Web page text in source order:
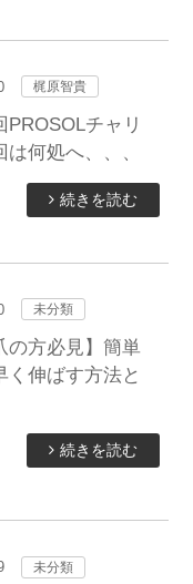
梶原智貴
PROSOLチャリ
は何処へ、、、
続きを読む
未分類
の方必見】簡単
く伸ばす方法と
続きを読む
未分類